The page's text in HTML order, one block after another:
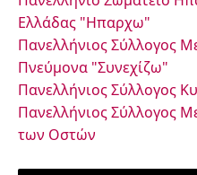
Ελλάδας "Ηπαρχω"
Πανελλήνιος Σύλλογος
Πνεύμονα "Συνεχίζω"
Πανελλήνιος Σύλλογος
Πανελλήνιος Σύλλογος
των Οστών